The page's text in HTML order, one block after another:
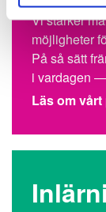
Vi stärker
möjligheter
På så sätt
i vardagen
Läs om